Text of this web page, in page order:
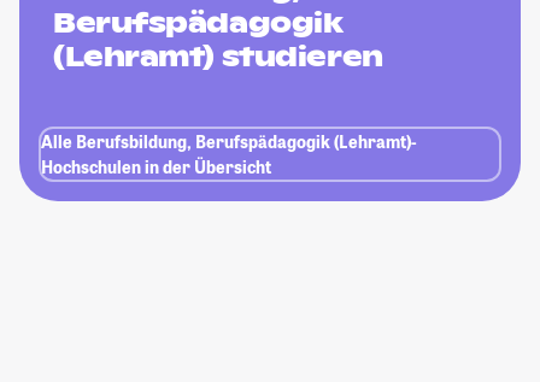
Berufspädagogik
(Lehramt) studieren
Alle Berufsbildung, Berufspädagogik (Lehramt)-
Hochschulen in der Übersicht